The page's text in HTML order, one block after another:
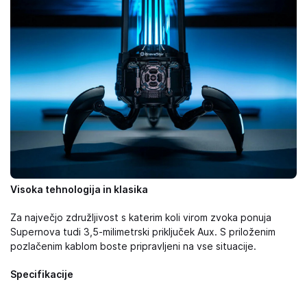
Visoka tehnologija in klasika
Za največjo združljivost s katerim koli virom zvoka ponuja
Supernova tudi 3,5-milimetrski priključek Aux. S priloženim
pozlačenim kablom boste pripravljeni na vse situacije.
Specifikacije